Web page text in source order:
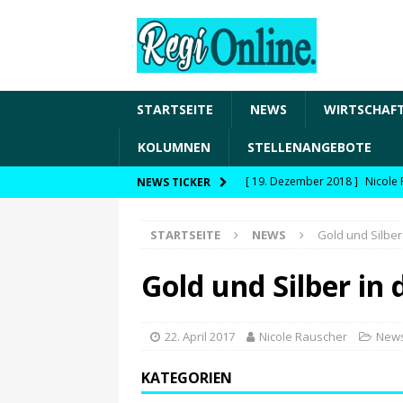
STARTSEITE NEWS
KOLUMNEN STELLENANGEBOTE
NEWS TICKER [ 19. Dezember 2018 ] Nicole
WIRTSCHAFT
[ 19. Dezember 2018 ]
förderfähige Handlungsfelder
[ 30. Dezember 2020 ] FDP
STARTSEITE NEWS Gold und
Gold und Silber in
22. April 2017 Nicole Rauscher
KATEGORIEN